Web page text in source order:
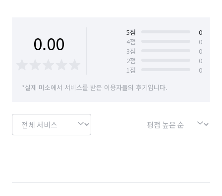
0.00 5점
0
4점
0
3점
0
2점
0
1점
0
*실제 미소에서 서비스를 받은 이용자들의 후기입니다.